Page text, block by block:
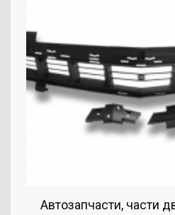
Автозапчасти, части